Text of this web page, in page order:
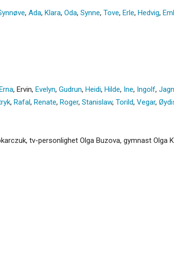
, Ada, Klara, Oda, Synne, Tove, Erle, Hedvig,
, Ervin, Evelyn, Gudrun, Heidi, Hilde, Ine, Ingolf,
, Rafal, Renate, Roger, Stanislaw, Torild, Vegar,
tv-personlighet Olga Buzova, gymnast Olga